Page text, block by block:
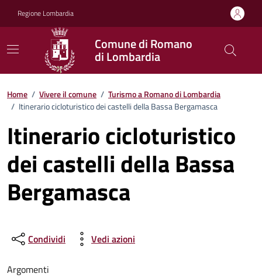
Regione Lombardia
Comune di Romano
di Lombardia
Home / Vivere il comune / Turismo a Romano di Lombardia
/ Itinerario cicloturistico dei castelli della Bassa Bergamasca
Itinerario cicloturistico
dei castelli della Bassa
Bergamasca
Condividi Vedi azioni
Argomenti